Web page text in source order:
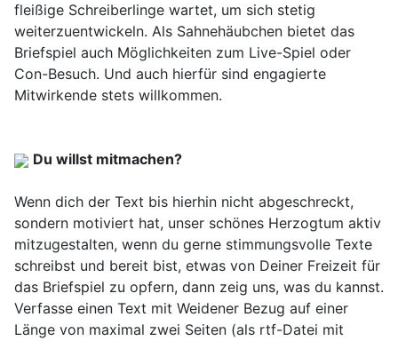
fleißige Schreiberlinge wartet, um sich stetig
weiterzuentwickeln. Als Sahnehäubchen bietet das
Briefspiel auch Möglichkeiten zum Live-Spiel oder
Con-Besuch. Und auch hierfür sind engagierte
Mitwirkende stets willkommen.
Du willst mitmachen?
Wenn dich der Text bis hierhin nicht abgeschreckt,
sondern motiviert hat, unser schönes Herzogtum aktiv
mitzugestalten, wenn du gerne stimmungsvolle Texte
schreibst und bereit bist, etwas von Deiner Freizeit für
das Briefspiel zu opfern, dann zeig uns, was du kannst.
Verfasse einen Text mit Weidener Bezug auf einer
Länge von maximal zwei Seiten (als rtf-Datei mit